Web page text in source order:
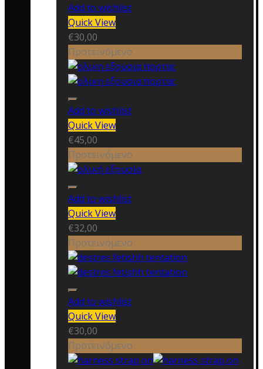
Add to wishlist
Quick View
€30,00
Προτεινόμενο
Add to wishlist
Quick View
€45,00
Προτεινόμενο
Add to wishlist
Quick View
€32,00
Προτεινόμενο
Add to wishlist
Quick View
€30,00
Προτεινόμενο